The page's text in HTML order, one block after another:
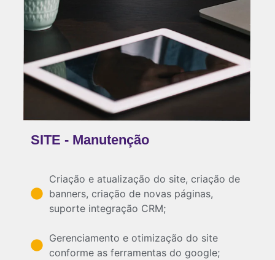
SITE - Manutenção
Criação e atualização do site, criação de
banners, criação de novas páginas,
suporte integração CRM;
Gerenciamento e otimização do site
conforme as ferramentas do google;